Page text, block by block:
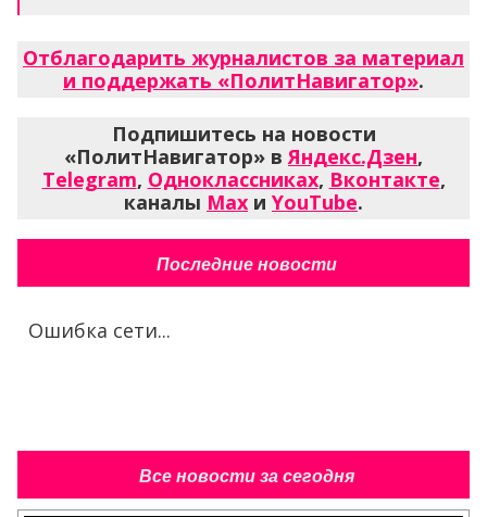
Отблагодарить журналистов за материал
и поддержать «ПолитНавигатор».
Подпишитесь на новости
«ПолитНавигатор» вЯндекс.Дзен,
Telegram, Одноклассниках, Вконтакте,
каналы Max и YouTube.
Последние новости
Ошибка сети...
Все новости за сегодня